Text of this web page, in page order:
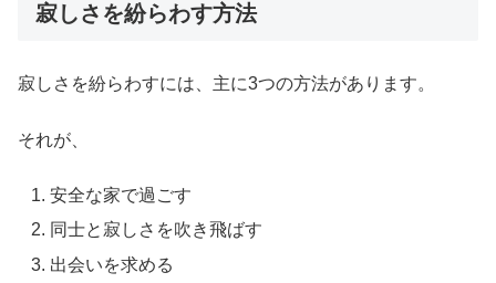
寂しさを紛らわす方法
寂しさを紛らわすには、主に3つの方法があります。
それが、
安全な家で過ごす
同士と寂しさを吹き飛ばす
出会いを求める